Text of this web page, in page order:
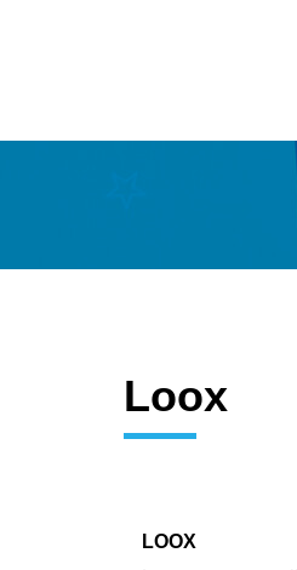
Loox
LOOX